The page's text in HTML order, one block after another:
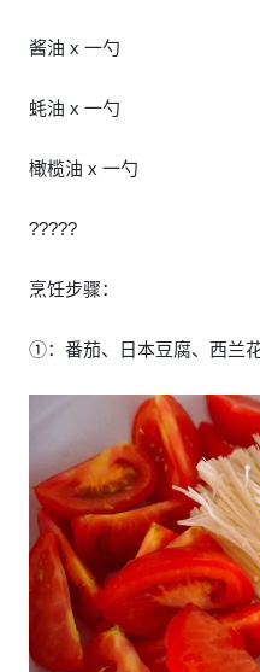
酱油 x 一勺
蚝油 x 一勺
橄榄油 x 一勺
?????
烹饪步骤：
①：番茄、日本豆腐、西兰